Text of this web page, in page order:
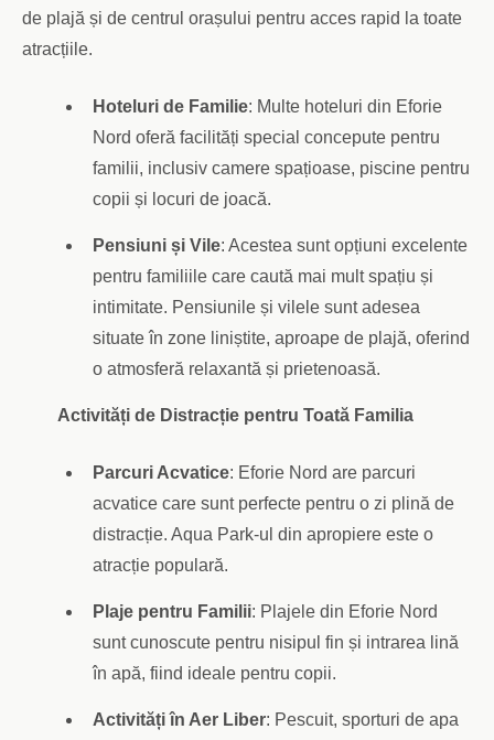
de plajă și de centrul orașului pentru acces rapid la toate
atracțiile.
Hoteluri de Familie: Multe hoteluri din Eforie
Nord oferă facilități special concepute pentru
familii, inclusiv camere spațioase, piscine pentru
copii și locuri de joacă.
Pensiuni și Vile: Acestea sunt opțiuni excelente
pentru familiile care caută mai mult spațiu și
intimitate. Pensiunile și vilele sunt adesea
situate în zone liniștite, aproape de plajă, oferind
o atmosferă relaxantă și prietenoasă.
Activități de Distracție pentru Toată Familia
Parcuri Acvatice: Eforie Nord are parcuri
acvatice care sunt perfecte pentru o zi plină de
distracție. Aqua Park-ul din apropiere este o
atracție populară.
Plaje pentru Familii: Plajele din Eforie Nord
sunt cunoscute pentru nisipul fin și intrarea lină
în apă, fiind ideale pentru copii.
Activități în Aer Liber: Pescuit, sporturi de apa